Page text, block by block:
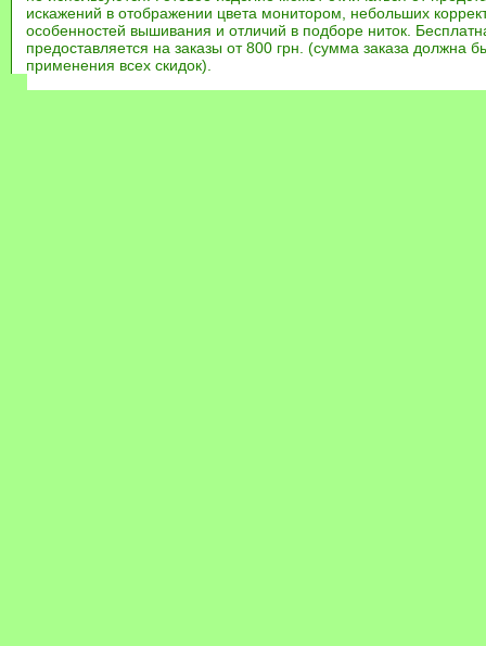
искажений в отображении цвета монитором, небольших
особенностей вышивания и отличий в подборе ниток.
предоставляется на заказы от 800 грн. (сумма заказа должна
применения всех скидок).